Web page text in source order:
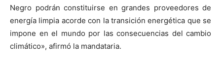
Negro podrán constituirse en grandes proveedores de
energía limpia acorde con la transición energética que se
impone en el mundo por las consecuencias del cambio
climático», afirmó la mandataria.